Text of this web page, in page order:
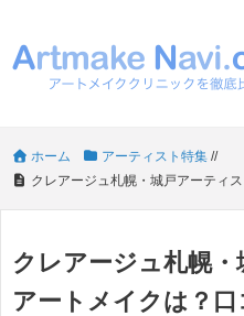
ホーム /
アーティスト特集 /
クレアージュ札幌・城戸アーティ
クレアージュ札幌
アートメイクは？